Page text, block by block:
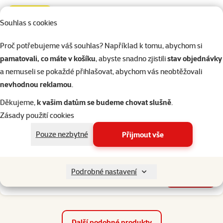
Souhlas s cookies
Proč potřebujeme váš souhlas? Například k tomu, abychom si
pamatovali, co máte v košíku, abyste snadno zjistilistav objednávky
a nemuseli se pokaždé přihlašovat, abychom vás neobtěžovali
nevhodnou reklamou.
Děkujeme,k vašim datům se budeme chovat slušně.
Zásady použití cookies
Pouze nezbytné
Přijmout vše
Podrobné nastavení
Skladem do košíku
Hodnocení 0%
Cena
129 Kč